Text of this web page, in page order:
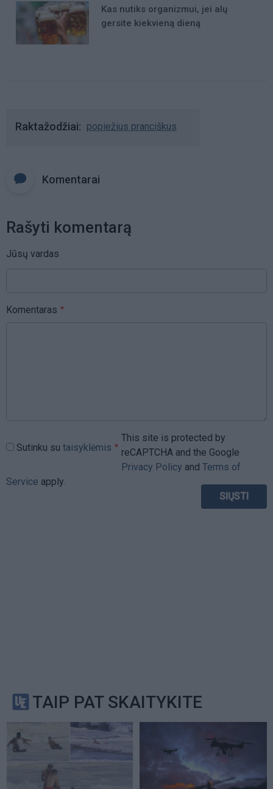
Kas nutiks organizmui, jei alų
gersite kiekvieną dieną
Raktažodžiai popiežius pranciškus
Komentarai
Rašyti komentarą
Jūsų vardas
Komentaras
Sutinku su taisyklėmis
This site is protected by
reCAPTCHA and the Google
Privacy Policy and Terms of
Service apply.
TAIP PAT SKAITYKITE